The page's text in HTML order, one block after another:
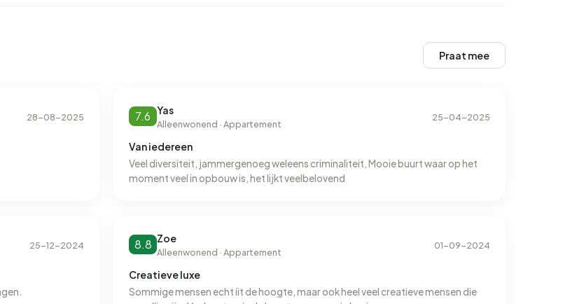
Praat mee
28-08-2025 7.6 Yas
Alleenwonend · Appartement
25-04-2025
Van iedereen
Veel diversiteit, jammergenoeg weleens criminaliteit, Mooie buurt waar op het
moment veel in opbouw is, het lijkt veelbelovend
25-12-2024 8.8 Zoe
Alleenwonend · Appartement
01-09-2024
Creatieve luxe
Sommige mensen echt iit de hoogte, maar ook heel veel creatieve mensen die